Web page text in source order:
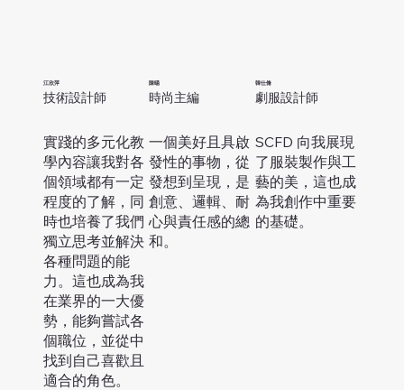
江欣萍
技術設計師
實踐的多元化教
學內容讓我對各
個領域都有一定
程度的了解，同
時也培養了我們
獨立思考並解決
各種問題的能
力。這也成為我
在業界的一大優
勢，能夠嘗試各
個職位，並從中
找到自己喜歡且
適合的角色。
陳暘
時尚主編
一個美好且具啟
發性的事物，從
發想到呈現，是
創意、邏輯、耐
心與責任感的總
和。
韓仕脩
劇服設計師
SCFD 向我展現
了服裝製作與工
藝的美，這也成
為我創作中重要
的基礎。